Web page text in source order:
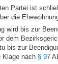
Partei ist
die
wird bis zur
dem
bis zur
Klage nach § 97